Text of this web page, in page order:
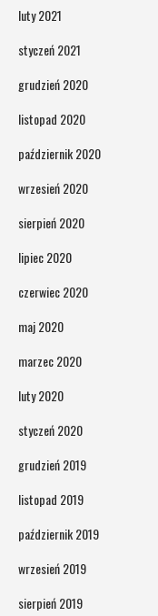
luty 2021
styczeń 2021
grudzień 2020
listopad 2020
październik 2020
wrzesień 2020
sierpień 2020
lipiec 2020
czerwiec 2020
maj 2020
marzec 2020
luty 2020
styczeń 2020
grudzień 2019
listopad 2019
październik 2019
wrzesień 2019
sierpień 2019